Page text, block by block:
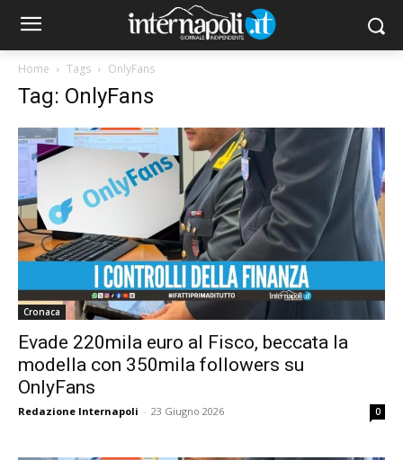
Home Tags OnlyFans
Tag: OnlyFans
Cronaca
Evade 220mila euro al Fisco, beccata la
modella con 350mila followers su
OnlyFans
Redazione Internapoli - 23 Giugno 2026 0